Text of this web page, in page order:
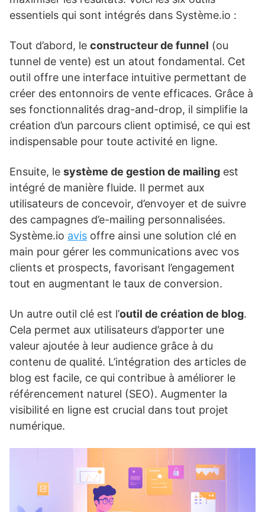
essentiels qui sont intégrés dans Système.io :
Tout d’abord, le constructeur de funnel (ou
tunnel de vente) est un atout fondamental. Cet
outil offre une interface intuitive permettant de
créer des entonnoirs de vente efficaces. Grâce à
ses fonctionnalités drag-and-drop, il simplifie la
création d’un parcours client optimisé, ce qui est
indispensable pour toute activité en ligne.
Ensuite, le système de gestion de mailing est
intégré de manière fluide. Il permet aux
utilisateurs de concevoir, d’envoyer et de suivre
des campagnes d’e-mailing personnalisées.
Système.io avis offre ainsi une solution clé en
main pour gérer les communications avec vos
clients et prospects, favorisant l’engagement
tout en augmentant le taux de conversion.
Un autre outil clé est l’outil de création de blog.
Cela permet aux utilisateurs d’apporter une
valeur ajoutée à leur audience grâce à du
contenu de qualité. L’intégration des articles de
blog est facile, ce qui contribue à améliorer le
référencement naturel (SEO). Augmenter la
visibilité en ligne est crucial dans tout projet
numérique.